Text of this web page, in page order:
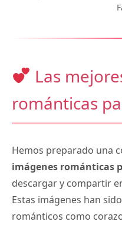
Las
románticas
Hemos preparado una
imágenes románticas
descargar y compartir
Estas imágenes han
románticos como